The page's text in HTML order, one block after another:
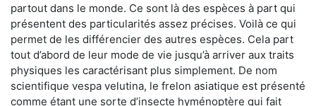
partout dans le monde. Ce sont là des espèces à part qui
présentent des particularités assez précises. Voilà ce qui
permet de les différencier des autres espèces. Cela part
tout d’abord de leur mode de vie jusqu’à arriver aux traits
physiques les caractérisant plus simplement. De nom
scientifique vespa velutina, le frelon asiatique est présenté
comme étant une sorte d’insecte hyménoptère qui fait